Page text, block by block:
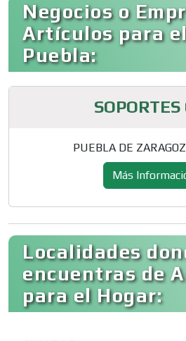
Negocios o
Artículos para
Puebla:
SOPORTES
PUEBLA DE
Más
Localidades
encuentras de
para el Hogar: